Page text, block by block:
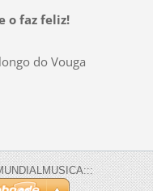
o faz feliz!
do Vouga